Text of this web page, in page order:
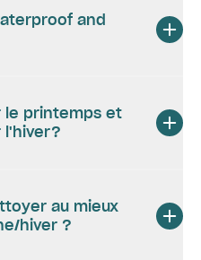
and
le printemps et
l'hiver?
au mieux
hiver ?